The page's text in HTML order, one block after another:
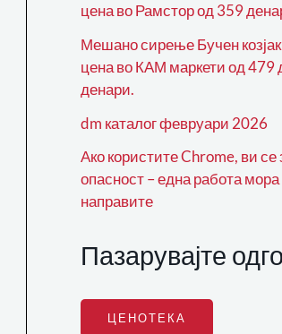
цена во Рамстор од 359
Мешано сирење Бучен
цена во КАМ маркети од 479
денари.
dm каталог февруари 2026
Ако користите Chrome, ви се
опасност – една работа
направите
Пазарувајте
ЦЕНОТЕКА